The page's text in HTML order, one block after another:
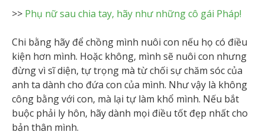
>> Phụ nữ sau chia tay, hãy như những cô gái Pháp!
Chi bằng hãy để chồng mình nuôi con nếu họ có điều
kiện hơn mình. Hoặc không, mình sẽ nuôi con nhưng
đừng vì sĩ diện, tự trọng mà từ chối sự chăm sóc của
anh ta dành cho đứa con của mình. Như vậy là không
công bằng với con, mà lại tự làm khổ mình. Nếu bắt
buộc phải ly hôn, hãy dành mọi điều tốt đẹp nhất cho
bản thân mình.